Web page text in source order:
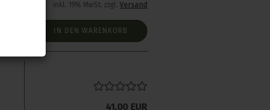
inkl. 19% MwSt. zzgl.Versand
IN DEN WARENKORB
41,00 EUR